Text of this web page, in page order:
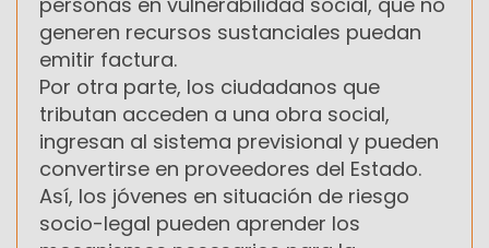
generen recursos sustanciales puedan
emitir factura.
Por otra parte, los ciudadanos que
tributan acceden a una obra social,
ingresan al sistema previsional y pueden
convertirse en proveedores del Estado.
Así, los jóvenes en situación de riesgo
socio-legal pueden aprender los